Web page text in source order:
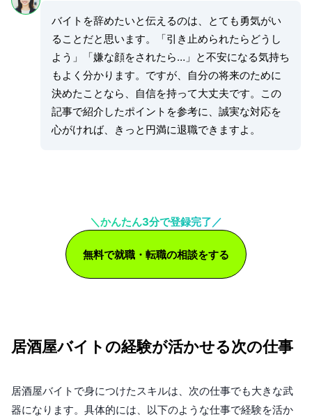
バイトを辞めたいと伝えるのは、とても勇気がい
ることだと思います。「引き止められたらどうし
よう」「嫌な顔をされたら…」と不安になる気持ち
もよく分かります。ですが、自分の将来のために
決めたことなら、自信を持って大丈夫です。この
記事で紹介したポイントを参考に、誠実な対応を
心がければ、きっと円満に退職できますよ。
＼かんたん3分で登録完了／
無料で就職・転職の相談をする
居酒屋バイトの経験が活かせる次の仕事
居酒屋バイトで身につけたスキルは、次の仕事でも大きな武
器になります。具体的には、以下のような仕事で経験を活か